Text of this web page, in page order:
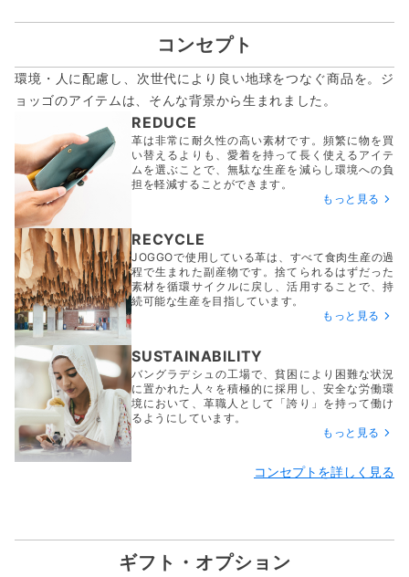
コンセプト
環境・人に配慮し、次世代により良い地球をつなぐ商品を。ジ
ョッゴのアイテムは、 そんな背景から生まれました。
REDUCE
革は非常に耐久性の高い素材です。頻繁に物を買
い替えるよりも、愛着を持って長く使えるアイテ
ムを選ぶことで、無駄な生産を減らし環境への負
担を軽減することができます。
もっと見る
RECYCLE
JOGGOで使用している革は、すべて食肉生産の過
程で生まれた副産物です。捨てられるはずだった
素材を循環サイクルに戻し、活用することで、持
続可能な生産を目指しています。
もっと見る
SUSTAINABILITY
バングラデシュの工場で、貧困により困難な状況
に置かれた人々を積極的に採用し、安全な労働環
境において、革職人として「誇り」を持って働け
るようにしています。
もっと見る
コンセプトを詳しく見る
ギフト・オプション